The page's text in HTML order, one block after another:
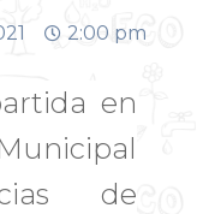
2:00 pm
en
de